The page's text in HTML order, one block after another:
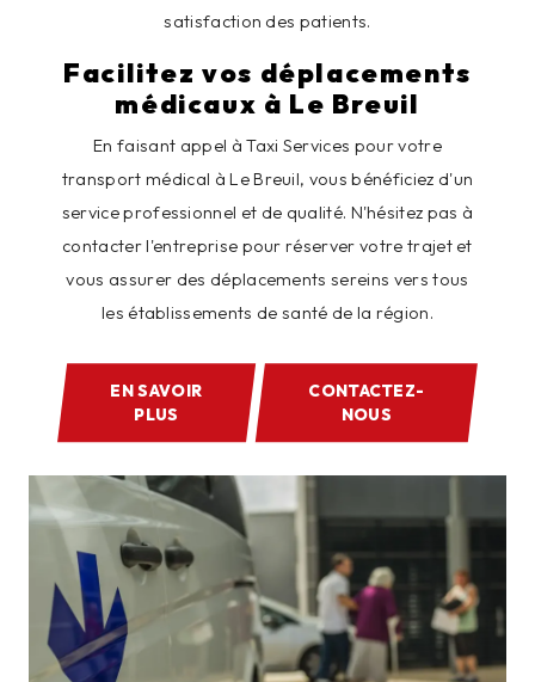
satisfaction des patients.
Facilitez vos déplacements
médicaux à Le Breuil
En faisant appel à Taxi Services pour votre
transport médical à Le Breuil, vous bénéficiez d'un
service professionnel et de qualité. N'hésitez pas à
contacter l'entreprise pour réserver votre trajet et
vous assurer des déplacements sereins vers tous
les établissements de santé de la région.
EN SAVOIR
PLUS
CONTACTEZ-
NOUS